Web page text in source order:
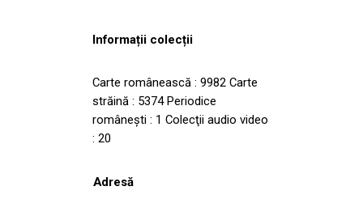
Informații colecții
Carte românească : 9982 Carte
străină : 5374 Periodice
româneşti : 1 Colecţii audio video
: 20
Adresă